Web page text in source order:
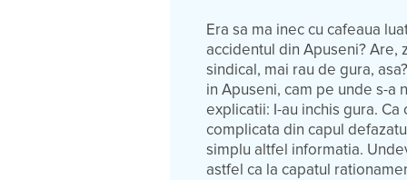
Era sa ma inec cu cafeaua
accidentul din Apuseni? Are,
sindical, mai rau de gura,
in Apuseni, cam pe unde s-a
explicatii: I-au inchis gura.
complicata din capul
simplu altfel informatia.
astfel ca la capatul